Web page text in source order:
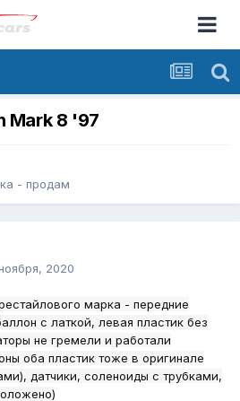
Mark 8 '97
- продам
2020
марка - передние
с латкой, левая пластик без
не гремели и работали
оба пластик тоже в оригинале
датчики, соленоиды с трубками,